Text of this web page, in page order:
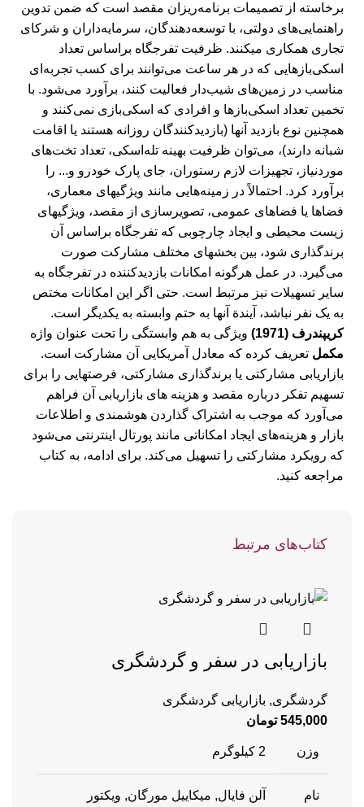
برخاسته از تصمیمات برنامه‌ریزان مقصد است که ضمن تدوین
راهنمایی‌های دولتی، با توسعه‌دهندگان، سرمایه‌داران و شرکای
تجاری همکاری می‎کنند. ظرفیت تفرجگاه براساس تعداد
اسکی‌بازهایی که در هر ساعت می‌توانند برای کسب تجربه‌ای
مناسب در زمین‌های شیب‌دار فعالیت کنند، برآورد می‌شود. با
تخمین تعداد اسکی‌بازها و افرادی که اسکی‌بازی نمی‌کنند و
همچنین نوع بازدید آن‎ها (بازدیدکنندگان روزانه هستند یا اقامت
شبانه دارند)، می‌‌توان ظرفیت بهینه تله‌اسکی، تعداد تخت‌های
موردنیاز، تجهیزات لازم رستوران، جای پارک خودرو و... را
برآورد کرد. احتمالاً در زمینه‌هایی مانند ویژگی‎های معماری،
فضاها یا فضاهای عمومی، تصویرسازی از مقصد، ویژگی‎های
زیست‎ محیطی و ایجاد چارچوبی که تفرجگاه براساس آن
برندگذاری شود، بین بخش‎های مختلف مشارکت صورت
می‌گیرد. در عمل هرگونه امکانات بازدیدکننده در تفرجگاه به
سایر تسهیلات نیز مرتبط است. حتی اگر این امکانات مختص
به یک نفر نباشد، آیندة آن‎ها به حتم وابسته به یکدیگر است.
کریپندرف (1971)
ویژگی به‎ ‌هم وابستگی را تحت عنوان واژه
مکمل تعریف کرده که معادل آمریکایی آن مشارکت است.
بازاریابی مشارکتی یا برندگذاری مشارکتی، فرصت‎هایی را برای
تسهیم تفکر درباره مقصد و هزینه‎ های بازاریابی آن فراهم
می‌آورد که موجب به ‎اشتراک‌‌ گذاردن هوشمندی و اطلاعات
بازار و هزینه‌های ایجاد امکاناتی مانند پورتال اینترنتی می‌شود
که رویکرد مشارکتی را تسهیل می‌کند. برای ادامه، به کتاب
مراجعه کنید.
کتاب‌های مرتبط
بازاریابی در سفر و گردشگری
گردشگری, بازاریابی گردشگری
545,000 تومان
وزن 2 کیلوگرم
نام
آلن فایال, میکاییل مورگان, ویکتور